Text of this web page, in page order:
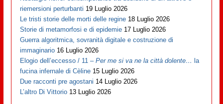
riemersioni perturbanti 19 Luglio 2026
Le tristi storie delle morti delle regine 18 Luglio 2026
Storie di metamorfosi e di epidemie 17 Luglio 2026
Guerra algoritmica, sovranità digitale e costruzione di
immaginario 16 Luglio 2026
Elogio dell’eccesso / 11 –Per me si va ne la città dolente… la
fucina infernale di Cèline 15 Luglio 2026
Due racconti pre agostani 14 Luglio 2026
L’altro Di Vittorio 13 Luglio 2026